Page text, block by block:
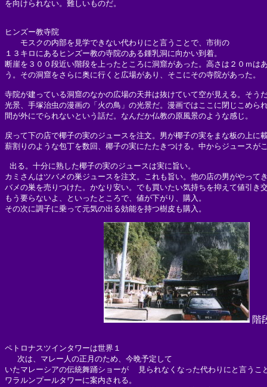
を向けられない。難しいものだ。
ヒンズー教寺院
モスクの内部を見学できない代わりにと言うことで、市街の
１３キロにあるヒンズー教の寺院のある鍾乳洞に向かい到着。
断崖を３００段近い階段を上ったところに洞窟があった。高さは２０ｍは
う。その洞窟をさらに奥に行くと広場があり、そこにその寺院があった。
寺院が建っている洞窟のなかの広場の天井は抜けていて空が見える。そう
光景、手塚治虫の漫画の「火の鳥」の光景だ。漫画ではここに閉じこめら
間が外にでられないという話だ。なんだか仏教の原風景のような感じ。
戻って下の店で椰子の実のジュースを注文。男が椰子の実をまな板の上に
薪割りのような包丁を数回、椰子の実にたたきつける。中からジュースが
出る。十分に熟した椰子の実のジュースは実に旨い。
カミさんはツバメの巣ジュースを注文。これも旨い。他の店の男がやって
バメの巣を売りつけた。かなり安い。でも買いたい気持ちを抑えて値引き
もう要らないよ、といったところで、値が下がり、購入。
階
ペトロナスツインタワーは世界１
次は、マレー人の正月のため、今晩予定して
いたマレーシアの伝統舞踊ショーが  見られなくなった代わりにと言うこ
ワラルンプールタワーに案内される。